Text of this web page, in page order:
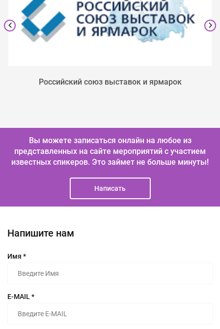
Российский союз выставок и ярмарок
Вы можете записаться онлайн на любое из
представленных на сайте мероприятий с участием
известных спикеров. Это займет не больше минуты!
Написать
Напишите нам
Имя *
E-MAIL *